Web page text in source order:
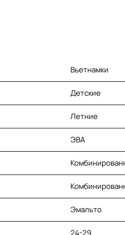
Вьетнамки
Детские
Летние
ЭВА
Эмальто
24-29